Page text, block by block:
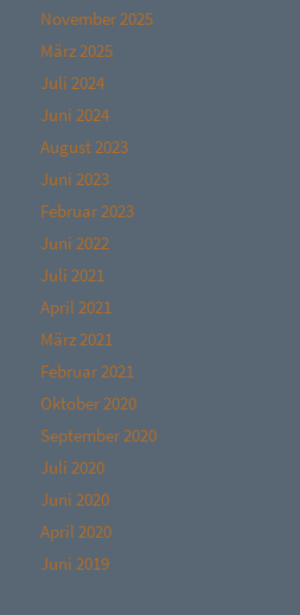
November 2025
März 2025
Juli 2024
Juni 2024
August 2023
Juni 2023
Februar 2023
Juni 2022
Juli 2021
April 2021
März 2021
Februar 2021
Oktober 2020
September 2020
Juli 2020
Juni 2020
April 2020
Juni 2019